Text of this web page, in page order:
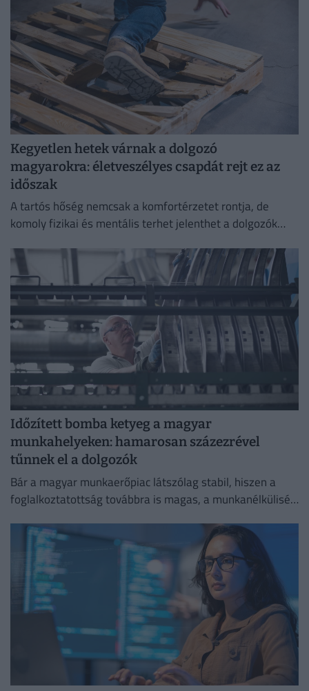
Kegyetlen hetek várnak a dolgozó
magyarokra: életveszélyes csapdát rejt ez az
időszak
A tartós hőség nemcsak a komfortérzetet rontja, de
komoly fizikai és mentális terhet jelenthet a dolgozók
Időzített bomba ketyeg a magyar
munkahelyeken: hamarosan százezrével
tűnnek el a dolgozók
Bár a magyar munkaerőpiac látszólag stabil, hiszen a
foglalkoztatottság továbbra is magas, a munkanélküliség